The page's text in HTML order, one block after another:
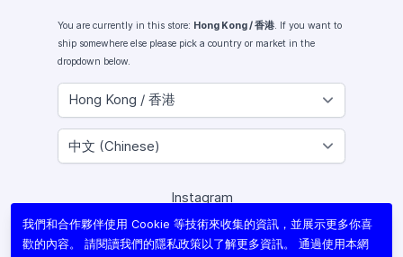
You are currently in this store: Hong Kong / 香港. If you want to
ship somewhere else please pick a country or market in the
dropdown below.
Instagram
Facebook
X (Twitter)
我們和合作夥伴使用 Cookie 等技術來收集的資訊，並展示更多你喜
歡的內容。 請閱讀我們的隱私政策以了解更多資訊。 通過使用本網